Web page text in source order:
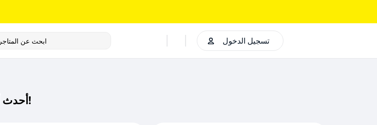
ابحث عن المتاجر تسجيل الدخول
أحدث أكواد خصم براندهب كود خصم حصري لـ براندهب الآن!